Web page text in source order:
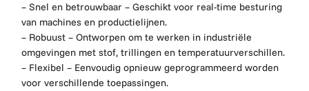
– Snel en betrouwbaar – Geschikt voor real-time besturing
van machines en productielijnen.
– Robuust – Ontworpen om te werken in industriële
omgevingen met stof, trillingen en temperatuurverschillen.
– Flexibel – Eenvoudig opnieuw geprogrammeerd worden
voor verschillende toepassingen.